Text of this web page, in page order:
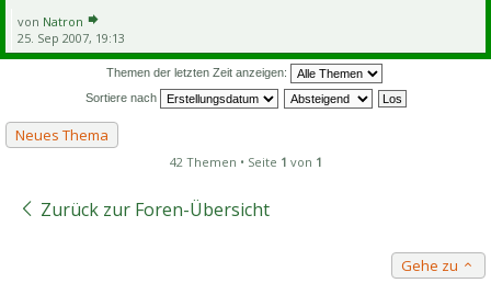
von Natron
25. Sep 2007, 19:13
Themen der letzten Zeit anzeigen:
Sortiere nach
Neues Thema
42 Themen • Seite 1 von 1
Zurück zur Foren-Übersicht
Gehe zu